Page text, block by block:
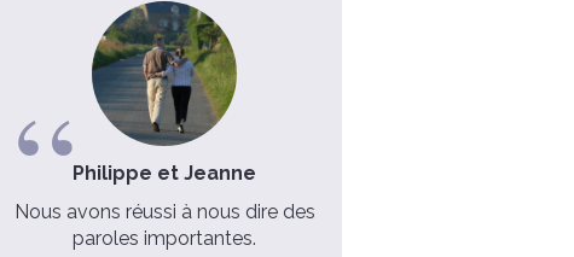
Mathilde, 16 ans
Un seul mot : Grâce